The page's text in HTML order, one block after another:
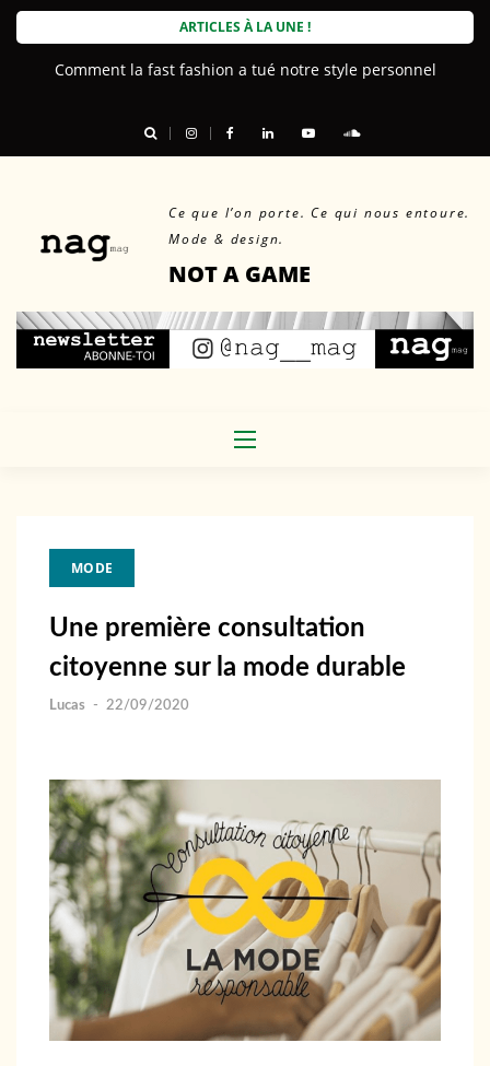
Skip
ARTICLES À LA UNE !
Comment la fast fashion a tué notre style personnel
Ce que l’on porte. Ce qui nous entoure.
Mode & design.
NOT A GAME
MODE
Une première consultation
citoyenne sur la mode durable
Lucas - 22/09/2020